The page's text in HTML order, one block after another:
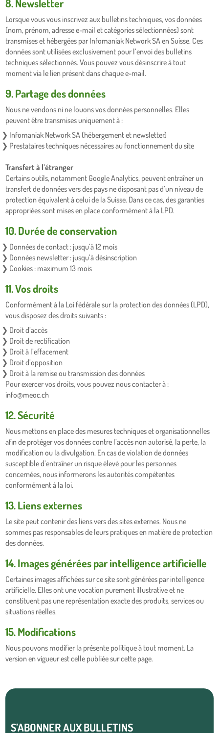
8. Newsletter
Lorsque vous vous inscrivez aux bulletins techniques, vos données
(nom, prénom, adresse e-mail et catégories sélectionnées) sont
transmises et hébergées par Infomaniak Network SA en Suisse. Ces
données sont utilisées exclusivement pour l’envoi des bulletins
techniques sélectionnés. Vous pouvez vous désinscrire à tout
moment via le lien présent dans chaque e-mail.
9. Partage des données
Nous ne vendons ni ne louons vos données personnelles. Elles
peuvent être transmises uniquement à :
Infomaniak Network SA (hébergement et newsletter)
Prestataires techniques nécessaires au fonctionnement du site
Transfert à l’étranger
Certains outils, notamment Google Analytics, peuvent entraîner un
transfert de données vers des pays ne disposant pas d’un niveau de
protection équivalent à celui de la Suisse. Dans ce cas, des garanties
appropriées sont mises en place conformément à la LPD.
10. Durée de conservation
Données de contact : jusqu’à 12 mois
Données newsletter : jusqu’à désinscription
Cookies : maximum 13 mois
11. Vos droits
Conformément à la Loi fédérale sur la protection des données (LPD),
vous disposez des droits suivants :
Droit d’accès
Droit de rectification
Droit à l’effacement
Droit d’opposition
Droit à la remise ou transmission des données
Pour exercer vos droits, vous pouvez nous contacter à :
info@meoc.ch
12. Sécurité
Nous mettons en place des mesures techniques et organisationnelles
afin de protéger vos données contre l’accès non autorisé, la perte, la
modification ou la divulgation. En cas de violation de données
susceptible d’entraîner un risque élevé pour les personnes
concernées, nous informerons les autorités compétentes
conformément à la loi.
13. Liens externes
Le site peut contenir des liens vers des sites externes. Nous ne
sommes pas responsables de leurs pratiques en matière de protection
des données.
14. Images générées par intelligence artificielle
Certaines images affichées sur ce site sont générées par intelligence
artificielle. Elles ont une vocation purement illustrative et ne
constituent pas une représentation exacte des produits, services ou
situations réelles.
15. Modifications
Nous pouvons modifier la présente politique à tout moment. La
version en vigueur est celle publiée sur cette page.
S’ABONNER AUX BULLETINS